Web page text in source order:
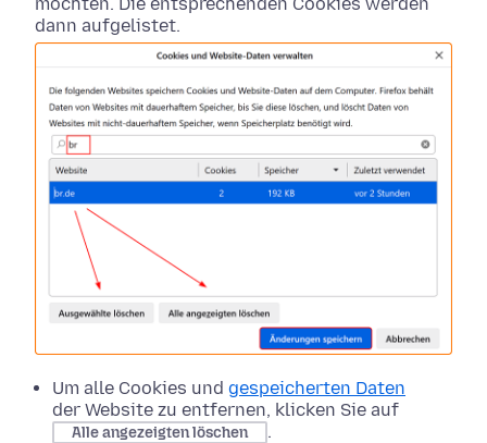
möchten. Die entsprechenden Cookies werden
dann aufgelistet.
Um alle Cookies und gespeicherten Daten
der Website zu entfernen, klicken Sie auf
Alle angezeigten löschen
.